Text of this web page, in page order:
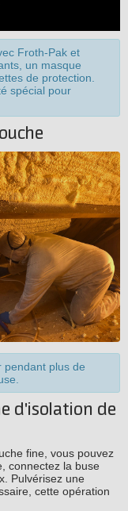
Froth-Pak et
un masque
de protection.
spécial pour
pendant plus de
d'isolation de
fine, vous pouvez
connectez la buse
Pulvérisez une
cette opération